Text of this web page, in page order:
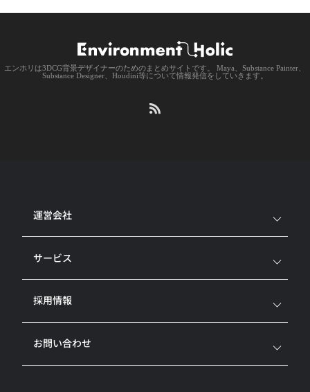
エンホリは3DCG背景デザイナーのためのまとめサイトです。 Maya、Substance Painter、
Substance Designer、Houdini等について情報発信をしていきます。
運営会社
サービス
採用情報
お問い合わせ